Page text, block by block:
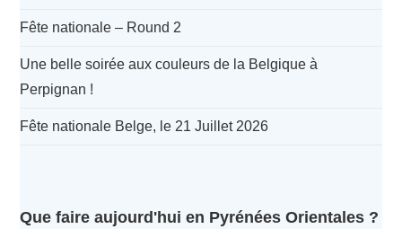
Fête nationale – Round 2
Une belle soirée aux couleurs de la Belgique à
Perpignan !
Fête nationale Belge, le 21 Juillet 2026
Que faire aujourd'hui en Pyrénées Orientales ?